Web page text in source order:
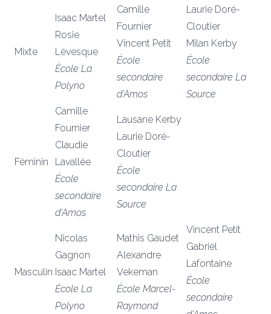
Mixte
Isaac Martel
Rosie
Lévesque
École La
Polyno
Camille
Fournier
Vincent Petit
École
secondaire
d’Amos
Laurie Doré-
Cloutier
Milan Kerby
École
secondaire La
Source
Féminin
Camille
Fournier
Claudie
Lavallée
École
secondaire
d’Amos
Lausane Kerby
Laurie Doré-
Cloutier
École
secondaire La
Source
Masculin
Nicolas
Gagnon
Isaac Martel
École La
Polyno
Mathis Gaudet
Alexandre
Vekeman
École Marcel-
Raymond
Vincent Petit
Gabriel
Lafontaine
École
secondaire